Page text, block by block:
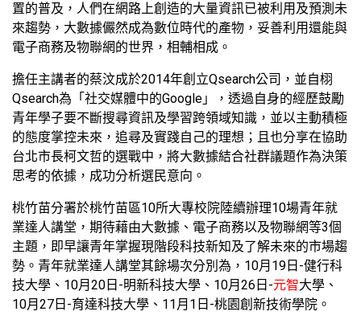
置的普及，人們在網路上創造的大量資訊已被利用及預測未
來趨勢，大數據儼然成為數位時代的產物，妥善利用還能與
電子商務及物聯網的世界，相輔相成。
擔任主講者的蔡汶成於2014年創立Qsearch公司，並自栩
Qsearch為「社交媒體中的Google」，透過自身的經歷鼓勵
青年學子要不斷搜尋資訊及學習跨領域知識，並以主動積極
的態度掌控未來，追尋及實踐自己的理想；且也分享在協助
台北市長柯文哲的選戰中，將大數據結合社群議題作為決策
思考的依據，成功分析選民意向。
桃竹苗分署於桃竹苗區10所大專校院陸續辦理10場青年就
業達人講堂，期待藉由大數據、電子商務以及物聯網等3個
主題，即早讓青年掌握現階段科技新知及了解未來的市場趨
勢。青年就業達人講堂其餘場次分別為，10月19日-健行科
技大學、10月20日-明新科技大學、10月26日-元智大學、
10月27日-育達科技大學、11月1日-桃園創新技術學院。